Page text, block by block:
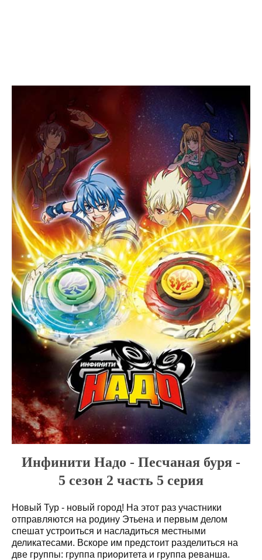
Инфинити Надо - Песчаная буря -
5 сезон 2 часть 5 серия
Новый Тур - новый город! На этот раз участники
отправляются на родину Этьена и первым делом
спешат устроиться и насладиться местными
деликатесами. Вскоре им предстоит разделиться на
две группы: группа приоритета и группа реванша.